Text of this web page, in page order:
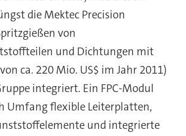
die Mektec Precision
von
und Dichtungen mit
ca. 220 Mio. US$ im Jahr 2011)
integriert. Ein FPC-Modul
Umfang flexible Leiterplatten,
und integrierte